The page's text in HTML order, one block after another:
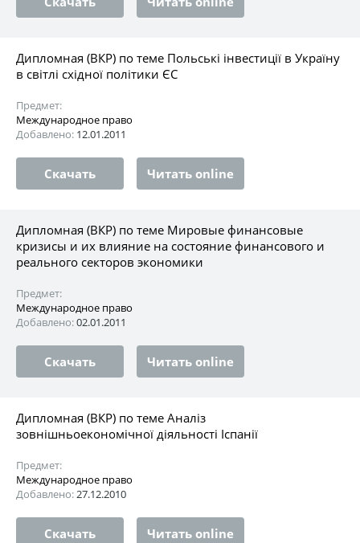
Дипломная (ВКР) по теме Польські інвестиції в Україну
в світлі східної політики ЄС
Предмет:
Международное право
Добавлено: 12.01.2011
Скачать Читать online
Дипломная (ВКР) по теме Мировые финансовые
кризисы и их влияние на состояние финансового и
реального секторов экономики
Предмет:
Международное право
Добавлено:02.01.2011
Скачать Читать online
Дипломная (ВКР) по теме Аналіз
зовнішньоекономічної діяльності Іспанії
Предмет:
Международное право
Добавлено:27.12.2010
Скачать Читать online